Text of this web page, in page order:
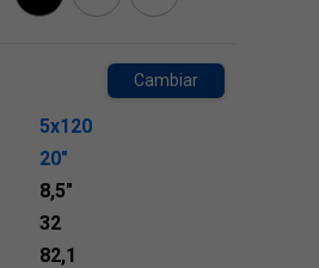
Cambiar
5x120
20″
8,5″
32
82,1